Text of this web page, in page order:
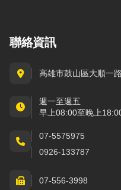
聯絡資訊
高雄市鼓山區大順一
週一至週五
早上08:00至晚上
07-5575975
0926-133787
07-556-3998